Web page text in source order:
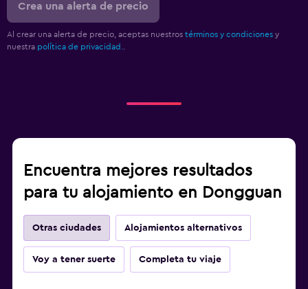
Crea una alerta de precio
Al crear una alerta de precio, aceptas nuestros términos y condiciones y
nuestra política de privacidad.
Encuentra mejores resultados
para tu alojamiento en Dongguan
Otras ciudades Alojamientos alternativos
Voy a tener suerte Completa tu viaje